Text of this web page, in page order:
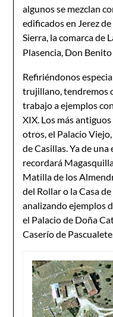
algunos se mezclan
edificados en Jerez
Sierra, la comarca de
Plasencia, Don
Refiriéndonos
trujillano, tendremos
trabajo a ejemplos
XIX. Los más
otros, el Palacio
de Casillas. Ya de
recordará
Matilla de los
del Rollar o la Casa
analizando ejemplos
el Palacio de Doña
Caserío de